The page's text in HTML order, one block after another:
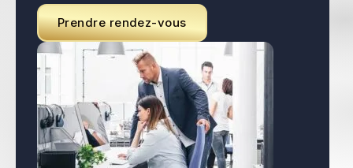
Prendre rendez-vous